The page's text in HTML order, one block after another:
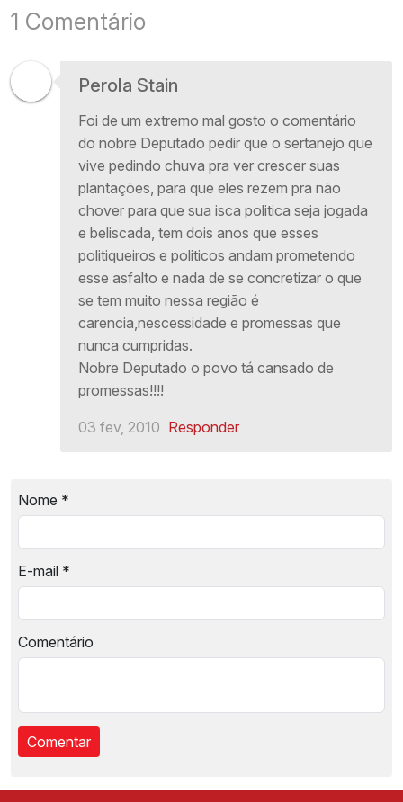
1 Comentário
Perola Stain
Foi de um extremo mal gosto o comentário
do nobre Deputado pedir que o sertanejo que
vive pedindo chuva pra ver crescer suas
plantações, para que eles rezem pra não
chover para que sua isca politica seja jogada
e beliscada, tem dois anos que esses
politiqueiros e politicos andam prometendo
esse asfalto e nada de se concretizar o que
se tem muito nessa região é
carencia,nescessidade e promessas que
nunca cumpridas.
Nobre Deputado o povo tá cansado de
promessas!!!!
03 fev, 2010 Responder
Nome *
E-mail *
Comentário